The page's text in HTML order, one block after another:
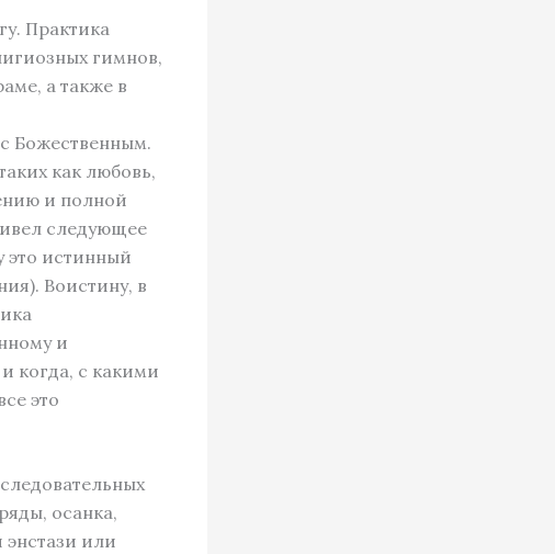
Практика
гимнов,
а также в
Божественным.
как любовь,
и полной
следующее
это истинный
Воистину, в
и
когда, с какими
это
осанка,
энстази или